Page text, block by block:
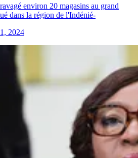
environ 20 magasins au grand
dans la région de l'Indénié-
2024